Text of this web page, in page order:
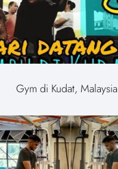
Gym di Kudat, Malaysia